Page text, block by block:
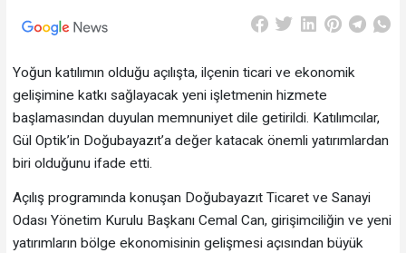
Yoğun katılımın olduğu açılışta, ilçenin ticari ve ekonomik
gelişimine katkı sağlayacak yeni işletmenin hizmete
başlamasından duyulan memnuniyet dile getirildi. Katılımcılar,
Gül Optik’in Doğubayazıt’a değer katacak önemli yatırımlardan
biri olduğunu ifade etti.
Açılış programında konuşan Doğubayazıt Ticaret ve Sanayi
Odası Yönetim Kurulu Başkanı Cemal Can, girişimciliğin ve yeni
yatırımların bölge ekonomisinin gelişmesi açısından büyük